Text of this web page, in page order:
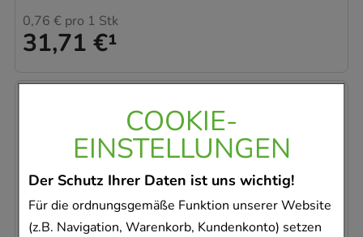
COOKIE-
EINSTELLUNGEN
Der Schutz Ihrer Daten ist uns wichtig!
Für die ordnungsgemäße Funktion unserer Website
(z.B. Navigation, Warenkorb, Kundenkonto) setzen
31,71 €¹
0,76 € pro 1 Stk
MEMANTINHYDROCHLORID beta 20 mg